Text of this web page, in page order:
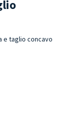
e taglio concavo